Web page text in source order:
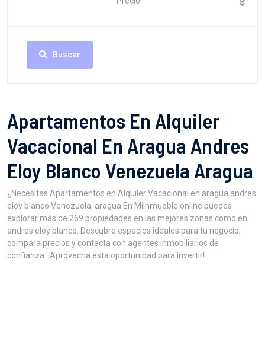
Buscar
Apartamentos En Alquiler
Vacacional En Aragua Andres
Eloy Blanco Venezuela Aragua
¿Necesitas Apartamentos en Alquiler Vacacional en aragua andres
eloy blanco Venezuela, aragua En MiInmueble.online puedes
explorar más de 269 propiedades en las mejores zonas como en
andres eloy blanco. Descubre espacios ideales para tu negocio,
compara precios y contacta con agentes inmobiliarios de
confianza. ¡Aprovecha esta oportunidad para invertir!